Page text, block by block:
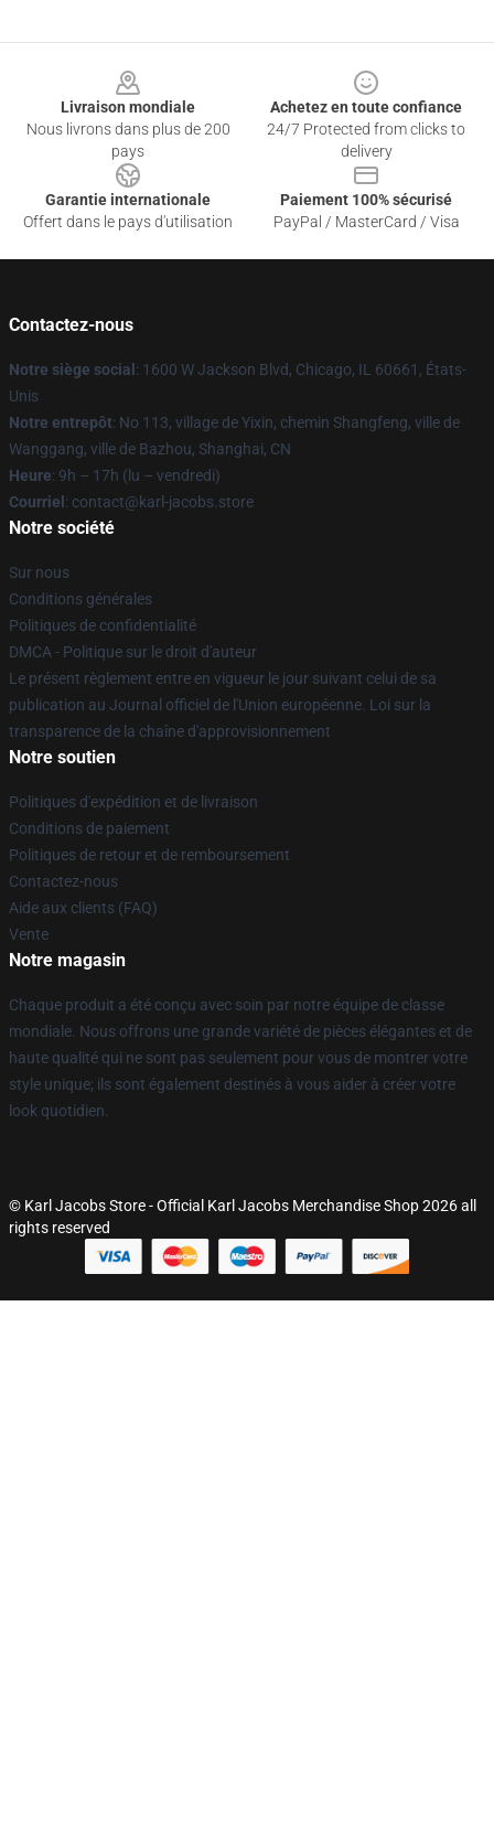
Livraison mondiale
Nous livrons dans plus de 200
pays
Achetez en toute confiance
24/7 Protected from clicks to
delivery
Garantie internationale
Offert dans le pays d'utilisation
Paiement 100% sécurisé
PayPal / MasterCard / Visa
Contactez-nous
Notre siège social : 1600 W Jackson Blvd, Chicago, IL 60661, États-
Unis
Notre entrepôt: No 113, village de Yixin, chemin Shangfeng, ville de
Wanggang, ville de Bazhou, Shanghai, CN
Heure: 9h – 17h (lu – vendredi)
Courriel : contact@karl-jacobs.store
Notre société
Sur nous
Conditions générales
Politiques de confidentialité
DMCA - Politique sur le droit d'auteur
Le présent règlement entre en vigueur le jour suivant celui de sa
publication au Journal officiel de l'Union européenne. Loi sur la
transparence de la chaîne d'approvisionnement
Notre soutien
Politiques d'expédition et de livraison
Conditions de paiement
Politiques de retour et de remboursement
Contactez-nous
Aide aux clients (FAQ)
Vente
Notre magasin
Chaque produit a été conçu avec soin par notre équipe de classe
mondiale. Nous offrons une grande variété de pièces élégantes et de
haute qualité qui ne sont pas seulement pour vous de montrer votre
style unique; ils sont également destinés à vous aider à créer votre
look quotidien.
© Karl Jacobs Store - Official Karl Jacobs Merchandise Shop 2026 all
rights reserved